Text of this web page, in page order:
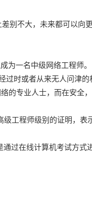
不大，未来都可以向
为一名中级网络工程师。
时或者从来无人问津
的专业人士，而在安全
工程师级别的证明，表
过在线计算机考试方式